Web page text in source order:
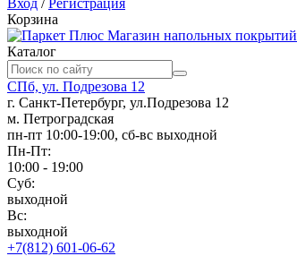
Вход /Регистрация
Корзина
Магазин напольных покрытий
Каталог
СПб, ул. Подрезова 12
г. Санкт-Петербург, ул.Подрезова 12
м. Петроградская
пн-пт 10:00-19:00, сб-вс выходной
Пн-Пт:
10:00 - 19:00
Суб:
выходной
Вс:
выходной
+7(812) 601-06-62